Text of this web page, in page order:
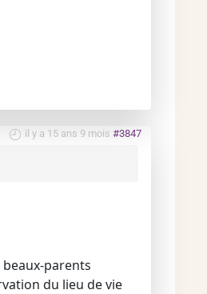
il y a 15 ans 9 mois #3847
parents
du lieu de vie